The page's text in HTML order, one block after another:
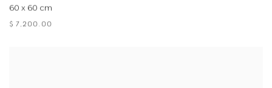
60 x 60 cm
$ 7,200.00